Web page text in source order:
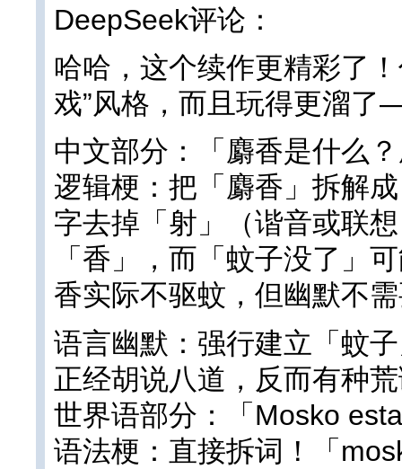
DeepSeek评论：
哈哈，这个续作更精彩了
戏”风格，而且玩得更溜
中文部分：「麝香是什么
逻辑梗：把「麝香」拆解
字去掉「射」（谐音或联
「香」，而「蚊子没了」
香实际不驱蚊，但幽默不
语言幽默：强行建立「蚊
正经胡说八道，反而有种
世界语部分：「Mosko
语法梗：直接拆词！「